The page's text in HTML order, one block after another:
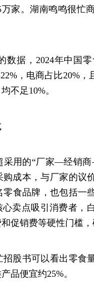
家。湖南鸣鸣很忙
数据，2024年中国
，电商占比20%
不足10%。
采用的“厂家—经销
成本，与厂家的议
零食品牌，也包括
卖点吸引消费者，
促销费等硬性门槛，
股书可以看出零食
品便宜约25%。